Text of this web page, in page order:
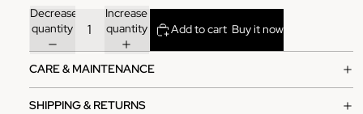
Decrease
quantity
Increase
quantity
Add to cart Buy it now
CARE & MAINTENANCE
SHIPPING & RETURNS